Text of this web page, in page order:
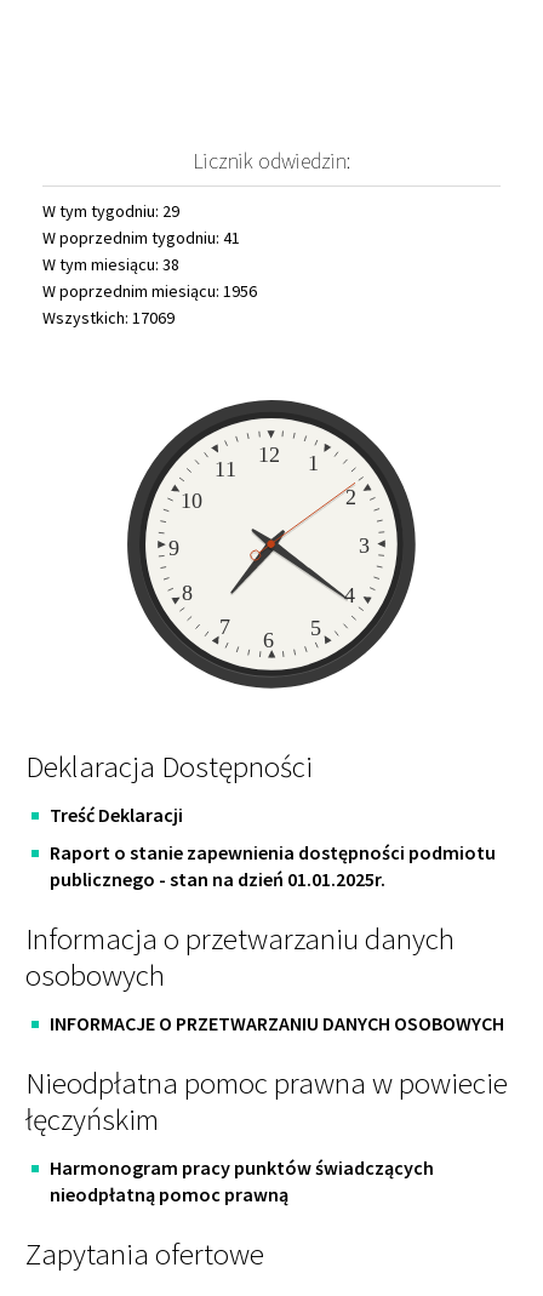
Licznik odwiedzin:
W tym tygodniu: 29
W poprzednim tygodniu: 41
W tym miesiącu: 38
W poprzednim miesiącu: 1956
Wszystkich: 17069
1
2
3
4
5
6
7
8
9
10
11
12
Deklaracja Dostępności
Treść Deklaracji
Raport o stanie zapewnienia dostępności podmiotu
publicznego - stan na dzień 01.01.2025r.
Informacja o przetwarzaniu danych
osobowych
INFORMACJE O PRZETWARZANIU DANYCH OSOBOWYCH
Nieodpłatna pomoc prawna w powiecie
łęczyńskim
Harmonogram pracy punktów świadczących
nieodpłatną pomoc prawną
Zapytania ofertowe